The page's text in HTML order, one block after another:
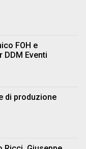
FOH e
DDM Eventi
di produzione